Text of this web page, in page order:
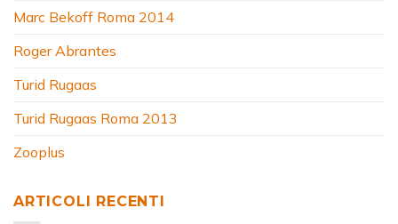
Marc Bekoff Roma 2014
Roger Abrantes
Turid Rugaas
Turid Rugaas Roma 2013
Zooplus
ARTICOLI RECENTI